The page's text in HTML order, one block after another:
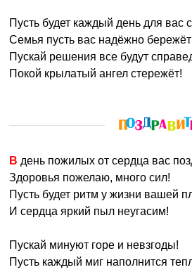
Пусть будет каждый день для вас
Семья пусть вас надёжно
Пускай решения все будут
Покой крылатый ангел стережёт!
В день пожилых от сердца вас
Здоровья пожелаю, много сил!
Пусть будет ритм у жизни вашей
И сердца яркий пыл неугасим!
Пускай минуют горе и невзгоды!
Пусть каждый миг наполнится